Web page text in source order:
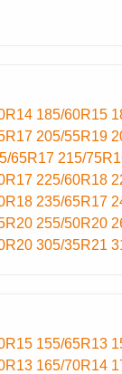
185/60R15
205/55R19
65R17 215/
225/60R18
235/65R17
255/50R20
305/35R21
155/65R13
165/70R14